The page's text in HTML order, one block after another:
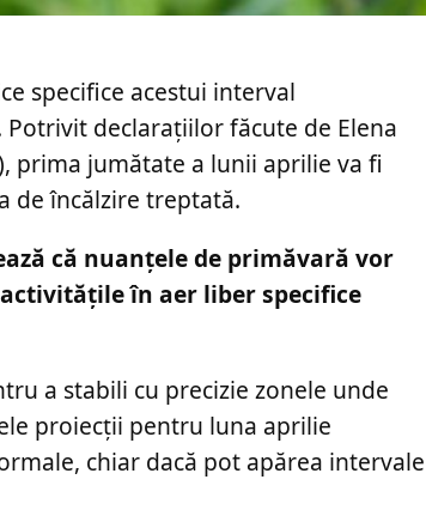
specifice acestui interval
declarațiilor făcute de Elena
prima jumătate a lunii aprilie va fi
de încălzire treptată.
că nuanțele de primăvară vor
în aer liber specifice
a stabili cu precizie zonele unde
proiecții pentru luna aprilie
chiar dacă pot apărea intervale